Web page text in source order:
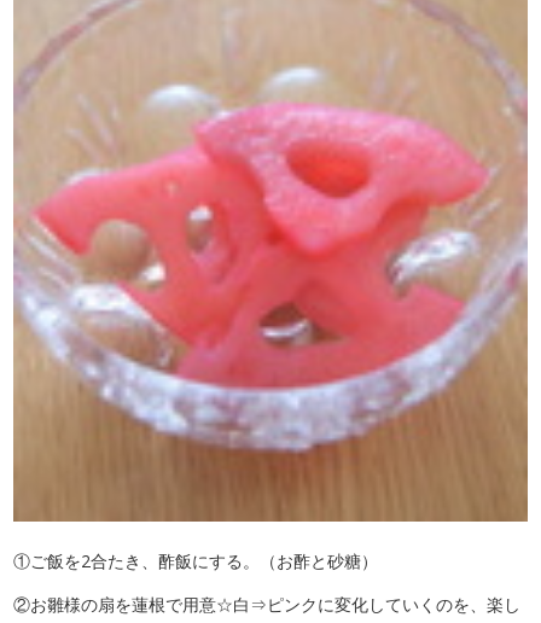
①ご飯を2合たき、酢飯にする。（お酢と砂糖）
②お雛様の扇を蓮根で用意☆白⇒ピンクに変化していくのを、楽し